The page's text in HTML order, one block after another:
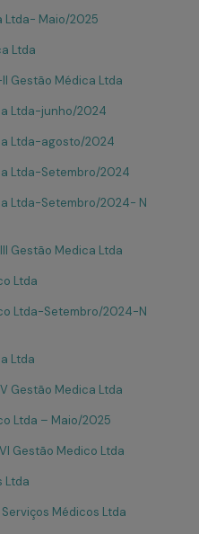
Ltda- Maio/2025
Ltda
II Gestão Médica Ltda
Ltda-junho/2024
Ltda-agosto/2024
Ltda-Setembro/2024
Ltda-Setembro/2024- N
Gestão Medica Ltda
Ltda
Ltda-Setembro/2024-N
Ltda
Gestão Medica Ltda
Ltda – Maio/2025
Gestão Medico Ltda
Ltda
Médicos Ltda